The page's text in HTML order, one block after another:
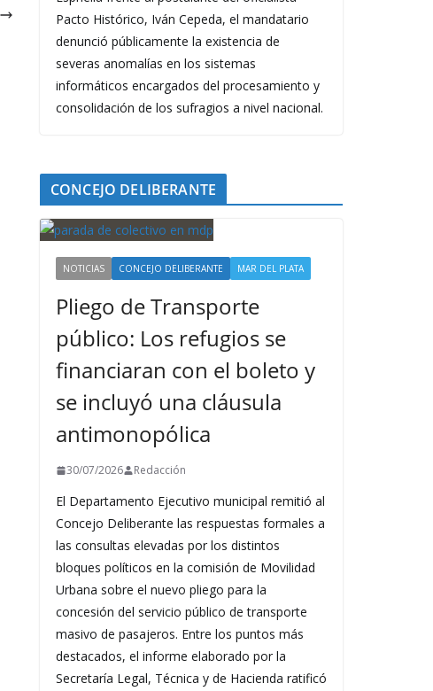
Pacto Histórico, Iván Cepeda, el mandatario
denunció públicamente la existencia de
severas anomalías en los sistemas
informáticos encargados del procesamiento y
consolidación de los sufragios a nivel nacional.
CONCEJO DELIBERANTE
NOTICIAS CONCEJO DELIBERANTE MAR DEL PLATA
Pliego de Transporte
público: Los refugios se
financiaran con el boleto y
se incluyó una cláusula
antimonopólica
30/07/2026 Redacción
El Departamento Ejecutivo municipal remitió al
Concejo Deliberante las respuestas formales a
las consultas elevadas por los distintos
bloques políticos en la comisión de Movilidad
Urbana sobre el nuevo pliego para la
concesión del servicio público de transporte
masivo de pasajeros. Entre los puntos más
destacados, el informe elaborado por la
Secretaría Legal, Técnica y de Hacienda ratificó